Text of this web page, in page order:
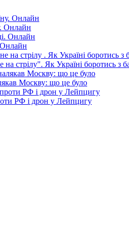
Онлайн
стрілу". Як Україні боротись з
Москву: що це було
РФ і дрон у Лейпцигу